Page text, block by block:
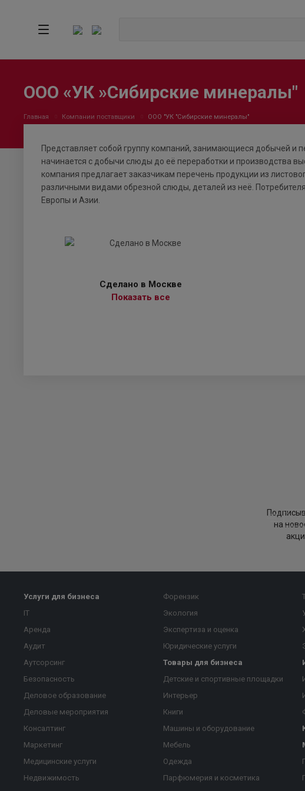
ООО «УК »Сибирские минералы"
Главная Компании поставщики ООО "УК "Сибирские минералы"
Представляет собой группу компаний, занимающиеся добычей и
начинается с добычи слюды до её переработки и производства
компания предлагает заказчикам перечень продукции из
различными видами обрезной слюды, деталей из неё.
Европы и Азии.
Сделано в Москве
Показать все
на
Услуги для бизнеса
IT
Аренда
Аудит
Аутсорсинг
Безопасность
Деловое образование
Деловые мероприятия
Консалтинг
Маркетинг
Медицинские услуги
Недвижимость
Форензик
Экология
Экспертиза и оценка
Юридические услуги
Товары для бизнеса
Детские и спортивные площадки
Интерьер
Книги
Машины и оборудование
Мебель
Одежда
Парфюмерия и косметика